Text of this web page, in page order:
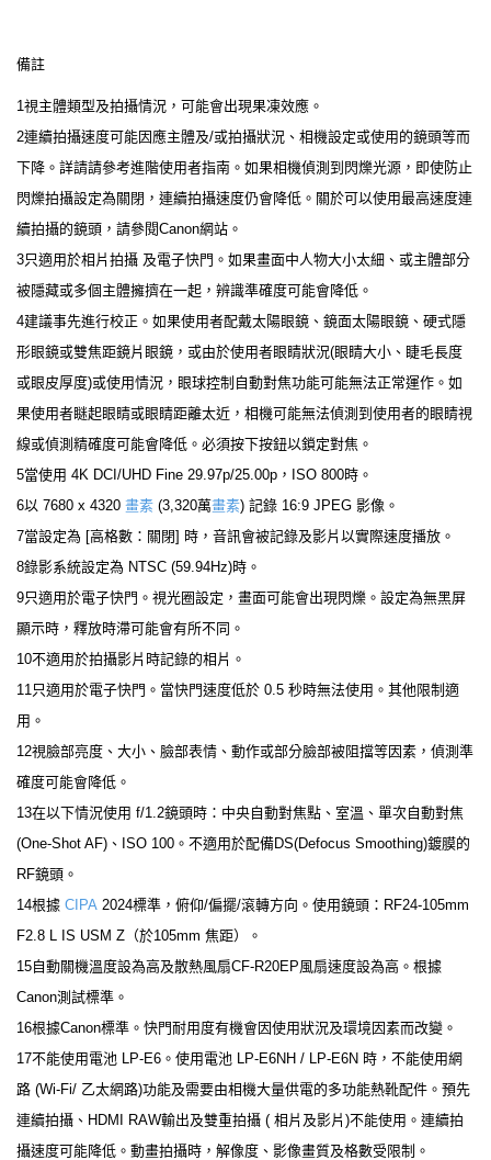
備註
1視主體類型及拍攝情況，可能會出現果凍效應。
2連續拍攝速度可能因應主體及/或拍攝狀況、相機設定或使用的鏡頭等而
下降。詳請請參考進階使用者指南。如果相機偵測到閃爍光源，即使防止
閃爍拍攝設定為關閉，連續拍攝速度仍會降低。關於可以使用最高速度連
續拍攝的鏡頭，請參閱Canon網站。
3只適用於相片拍攝 及電子快門。如果畫面中人物大小太細、或主體部分
被隱藏或多個主體擁擠在一起，辨識準確度可能會降低。
4建議事先進行校正。如果使用者配戴太陽眼鏡、鏡面太陽眼鏡、硬式隱
形眼鏡或雙焦距鏡片眼鏡，或由於使用者眼睛狀況(眼睛大小、睫毛長度
或眼皮厚度)或使用情況，眼球控制自動對焦功能可能無法正常運作。如
果使用者瞇起眼睛或眼睛距離太近，相機可能無法偵測到使用者的眼睛視
線或偵測精確度可能會降低。必須按下按鈕以鎖定對焦。
5當使用 4K DCI/UHD Fine 29.97p/25.00p，ISO 800時。
6以 7680 x 4320 畫素 (3,320萬畫素) 記錄 16:9 JPEG 影像。
7當設定為 [高格數：關閉] 時，音訊會被記錄及影片以實際速度播放。
8錄影系統設定為 NTSC (59.94Hz)時。
9只適用於電子快門。視光圈設定，畫面可能會出現閃爍。設定為無黑屏
顯示時，釋放時滯可能會有所不同。
10不適用於拍攝影片時記錄的相片。
11只適用於電子快門。當快門速度低於 0.5 秒時無法使用。其他限制適
用。
12視臉部亮度、大小、臉部表情、動作或部分臉部被阻擋等因素，偵測準
確度可能會降低。
13在以下情況使用 f/1.2鏡頭時：中央自動對焦點、室溫、單次自動對焦
(One-Shot AF)、ISO 100。不適用於配備DS(Defocus Smoothing)鍍膜的
RF鏡頭。
14根據 CIPA 2024標準，俯仰/偏擺/滾轉方向。使用鏡頭：RF24-105mm
F2.8 L IS USM Z（於105mm 焦距）。
15自動關機溫度設為高及散熱風扇CF-R20EP風扇速度設為高。根據
Canon測試標準。
16根據Canon標準。快門耐用度有機會因使用狀況及環境因素而改變。
17不能使用電池 LP-E6。使用電池 LP-E6NH / LP-E6N 時，不能使用網
路 (Wi-Fi/ 乙太網路)功能及需要由相機大量供電的多功能熱靴配件。預先
連續拍攝、HDMI RAW輸出及雙重拍攝 ( 相片及影片)不能使用。連續拍
攝速度可能降低。動畫拍攝時，解像度、影像畫質及格數受限制。